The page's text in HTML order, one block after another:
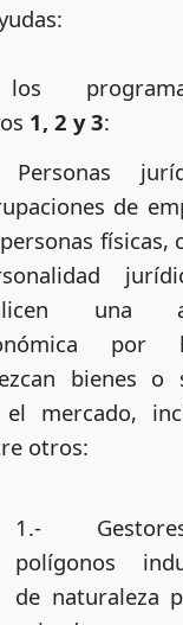
1, 2 y 3:
de
físicas,
una
por
bienes o
mercado,
otros:
1.-
polígonos
de naturaleza